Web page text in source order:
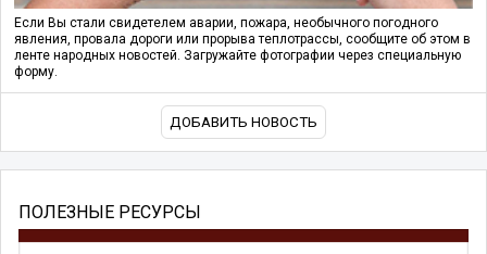
Если Вы стали свидетелем аварии, пожара, необычного погодного
явления, провала дороги или прорыва теплотрассы, сообщите об этом в
ленте народных новостей. Загружайте фотографии через специальную
форму.
ДОБАВИТЬ НОВОСТЬ
ПОЛЕЗНЫЕ РЕСУРСЫ